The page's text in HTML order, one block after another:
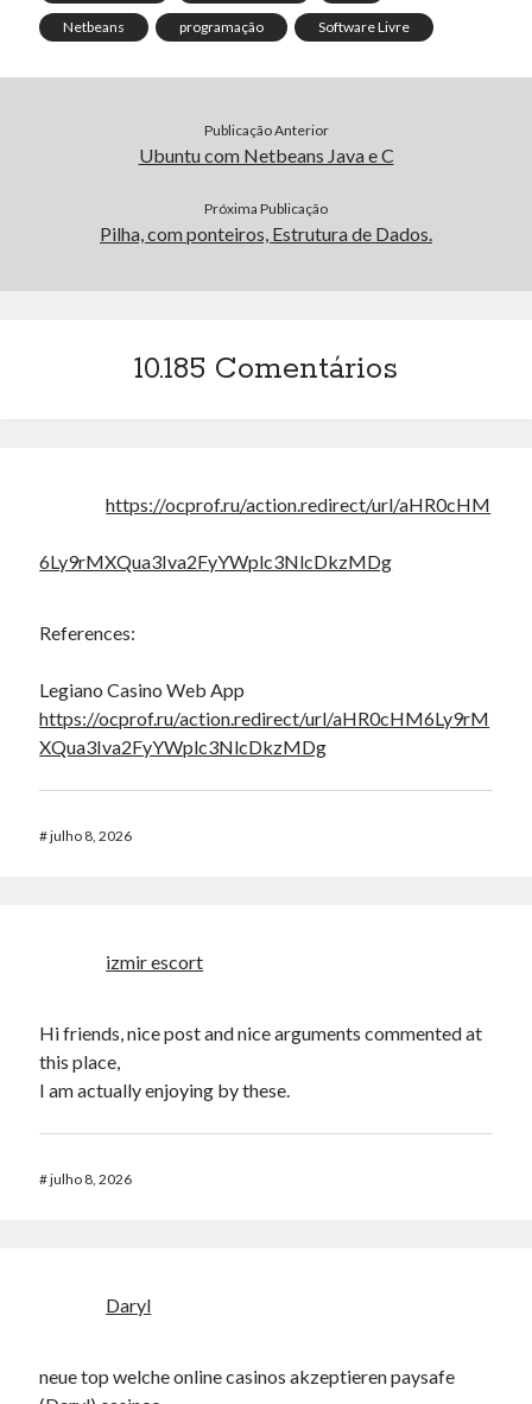
Netbeans programação Software Livre
Publicação Anterior
Ubuntu com Netbeans Java e C
Próxima Publicação
Pilha, com ponteiros, Estrutura de Dados.
10.185 Comentários
https://ocprof.ru/action.redirect/url/aHR0cHM
6Ly9rMXQua3Iva2FyYWplc3NlcDkzMDg
References:
Legiano Casino Web App
https://ocprof.ru/action.redirect/url/aHR0cHM6Ly9rM
XQua3Iva2FyYWplc3NlcDkzMDg
#julho 8, 2026
izmir escort
Hi friends, nice post and nice arguments commented at
this place,
I am actually enjoying by these.
#julho 8, 2026
Daryl
neue top welche online casinos akzeptieren paysafe